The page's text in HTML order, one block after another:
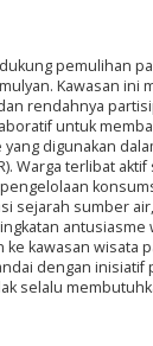
pemulihan
Kawasan ini
rendahnya
untuk
digunakan
Warga terlibat
sejarah sumber
kawasan wisata
dengan
selalu